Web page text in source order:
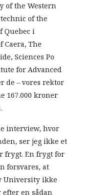
of the Western
of the
Quebec i
The
Sciences Po
for Advanced
de – vores rektor
167.000 kroner
interview, hvor
ser jeg ikke et
frygt. En frygt for
forsvares, at
University ikke
en sådan